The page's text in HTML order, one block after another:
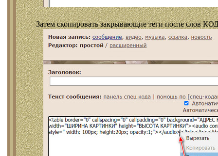
Затем скопировать закрывающие теги после слов